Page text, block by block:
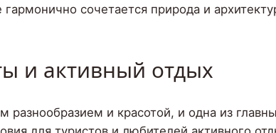
гармонично сочетается природа и
и активный отдых
разнообразием и красотой, и одна из